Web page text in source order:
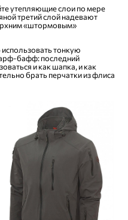
утепляющие слои по мере
третий слой надевают
«штормовым»
тонкую
бафф: последний
и как шапка, и как
брать перчатки из флиса